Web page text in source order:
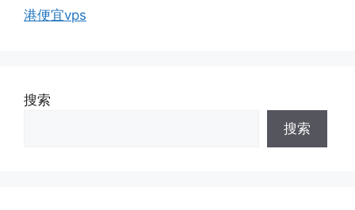
港便宜vps
搜索
搜索